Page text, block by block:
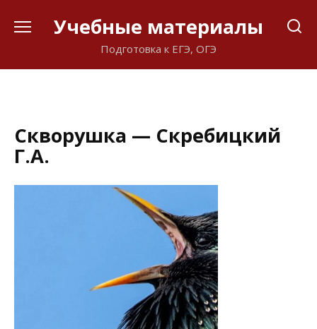
Учебные материалы
Подготовка к ЕГЭ, ОГЭ
Скворушка — Скребицкий
Г.А.